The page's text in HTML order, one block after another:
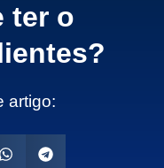
ter o
artigo: